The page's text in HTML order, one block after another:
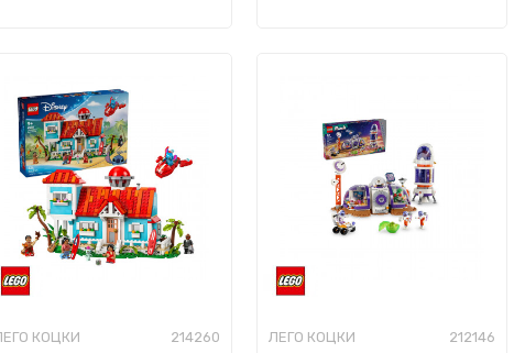
КОЦКИ 214260 ЛЕГО КОЦКИ 212146